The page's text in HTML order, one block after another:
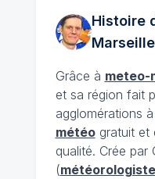
Histoire
Marseille
Grâce à meteo-
et sa région fait
agglomérations
météogratuit et
qualité. Crée par
(météorologiste